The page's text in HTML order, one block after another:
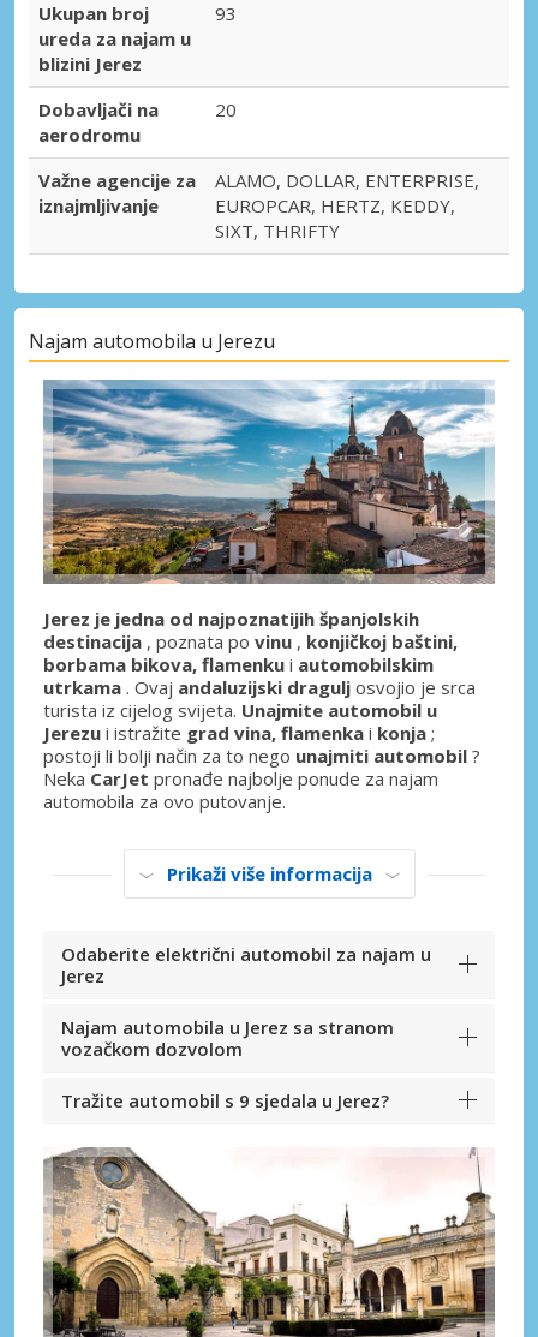
Ukupan broj
ureda za najam u
blizini Jerez
93
Dobavljači na
aerodromu
20
Važne agencije za
iznajmljivanje
ALAMO, DOLLAR, ENTERPRISE,
EUROPCAR, HERTZ, KEDDY,
SIXT, THRIFTY
Najam automobila u Jerezu
Jerez je jedna od najpoznatijih španjolskih
destinacija , poznata po vinu , konjičkoj baštini,
borbama bikova, flamenku i automobilskim
utrkama . Ovaj andaluzijski dragulj osvojio je srca
turista iz cijelog svijeta. Unajmite automobil u
Jerezu i istražite grad vina, flamenka i konja ;
postoji li bolji način za to nego unajmiti automobil ?
Neka CarJet pronađe najbolje ponude za najam
automobila za ovo putovanje.
Prikaži više informacija
Odaberite električni automobil za najam u
Jerez
Najam automobila u Jerez sa stranom
vozačkom dozvolom
Tražite automobil s 9 sjedala u Jerez?